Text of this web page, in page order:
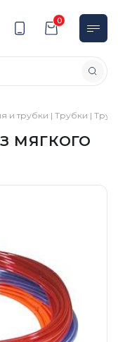
0
и трубки | Трубки |
МЯГКОГО